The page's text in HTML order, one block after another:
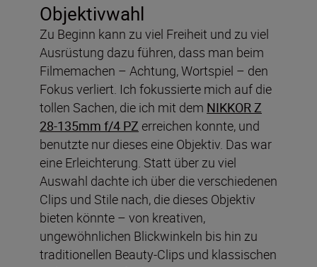
Objektivwahl
Zu Beginn kann zu viel Freiheit und zu viel
Ausrüstung dazu führen, dass man beim
Filmemachen – Achtung, Wortspiel – den
Fokus verliert. Ich fokussierte mich auf die
tollen Sachen, die ich mit dem NIKKOR Z
28-135mm f/4 PZ erreichen konnte, und
benutzte nur dieses eine Objektiv. Das war
eine Erleichterung. Statt über zu viel
Auswahl dachte ich über die verschiedenen
Clips und Stile nach, die dieses Objektiv
bieten könnte – von kreativen,
ungewöhnlichen Blickwinkeln bis hin zu
traditionellen Beauty-Clips und klassischen